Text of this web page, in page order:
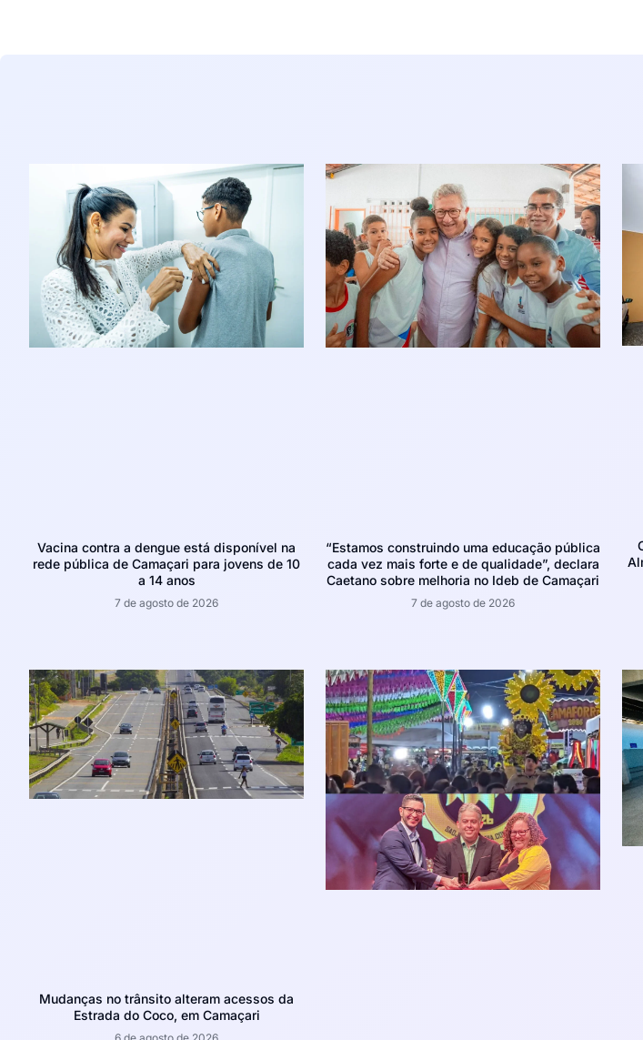
Vacina contra a dengue está disponível na
rede pública de Camaçari para jovens de 10
a 14 anos
7 de agosto de 2026
“Estamos construindo uma educação pública
cada vez mais forte e de qualidade”, declara
Caetano sobre melhoria no Ideb de Camaçari
7 de agosto de 2026
Mudanças no trânsito alteram acessos da
Estrada do Coco, em Camaçari